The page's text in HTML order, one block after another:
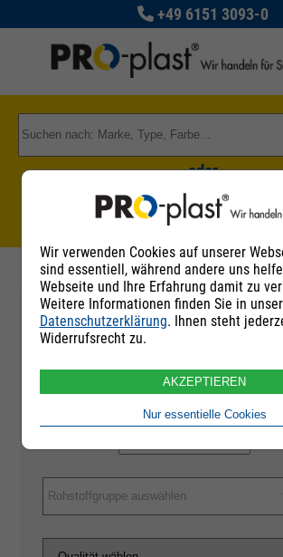
+49 6151 3093-0
oder
Zu den Rohstoffgruppen
Filter
Rohstoffgruppe auswählen
Wir verwenden Cookies auf unserer
sind essentiell, während andere uns
Webseite und Ihre Erfahrung damit zu
Weitere Informationen finden Sie in
Datenschutzerklärung. Ihnen steht
Widerrufsrecht zu.
AKZEPTIEREN
Nur essentielle Cookies